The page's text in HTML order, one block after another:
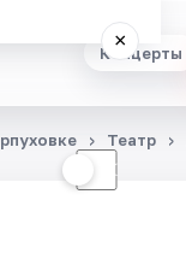
Концерты
×
☾
Театр